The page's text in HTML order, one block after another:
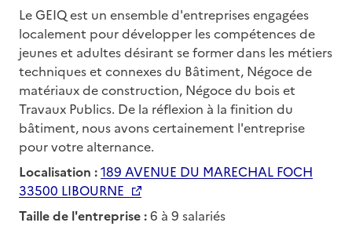
Le GEIQ est un ensemble d'entreprises engagées
localement pour développer les compétences de
jeunes et adultes désirant se former dans les métiers
techniques et connexes du Bâtiment, Négoce de
matériaux de construction, Négoce du bois et
Travaux Publics. De la réflexion à la finition du
bâtiment, nous avons certainement l'entreprise
pour votre alternance.
Localisation :189 AVENUE DU MARECHAL FOCH
33500 LIBOURNE
Taille de l'entreprise :6 à 9 salariés